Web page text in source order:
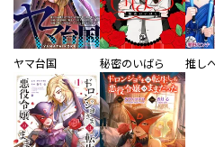
ヤマ台国 秘密のいばら